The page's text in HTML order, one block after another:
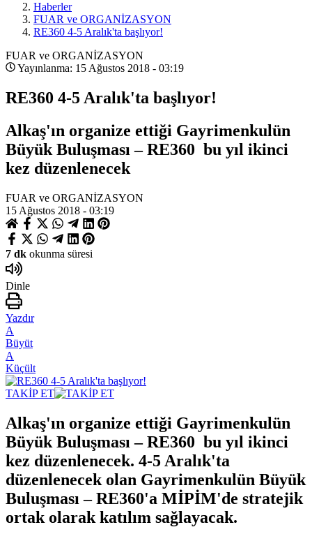
Haberler
FUAR ve ORGANİZASYON
RE360 4-5 Aralık'ta başlıyor!
FUAR ve ORGANİZASYON
Yayınlanma: 15 Ağustos 2018 - 03:19
RE360 4-5 Aralık'ta başlıyor!
Alkaş'ın organize ettiği Gayrimenkulün
Büyük Buluşması – RE360 bu yıl ikinci
kez düzenlenecek
FUAR ve ORGANİZASYON
15 Ağustos 2018 - 03:19
7 dk okunma süresi
Dinle
Yazdır
A
Büyüt
A
Küçült
TAKİP ET
Alkaş'ın organize ettiği Gayrimenkulün
Büyük Buluşması – RE360 bu yıl ikinci
kez düzenlenecek. 4-5 Aralık'ta
düzenlenecek olan Gayrimenkulün Büyük
Buluşması – RE360'a MİPİM'de stratejik
ortak olarak katılım sağlayacak.